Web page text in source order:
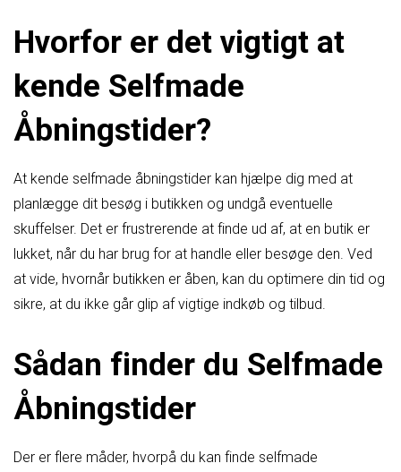
Hvorfor er det vigtigt at
kende Selfmade
Åbningstider?
At kende selfmade åbningstider kan hjælpe dig med at
planlægge dit besøg i butikken og undgå eventuelle
skuffelser. Det er frustrerende at finde ud af, at en butik er
lukket, når du har brug for at handle eller besøge den. Ved
at vide, hvornår butikken er åben, kan du optimere din tid og
sikre, at du ikke går glip af vigtige indkøb og tilbud.
Sådan finder du Selfmade
Åbningstider
Der er flere måder, hvorpå du kan finde selfmade